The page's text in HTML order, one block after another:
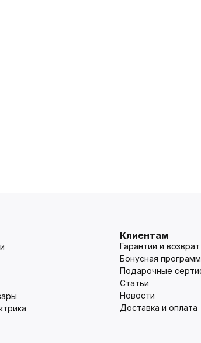
Клиентам
Гарантии и возврат
Бонусная
Подарочные
Статьи
Новости
Доставка и оплата